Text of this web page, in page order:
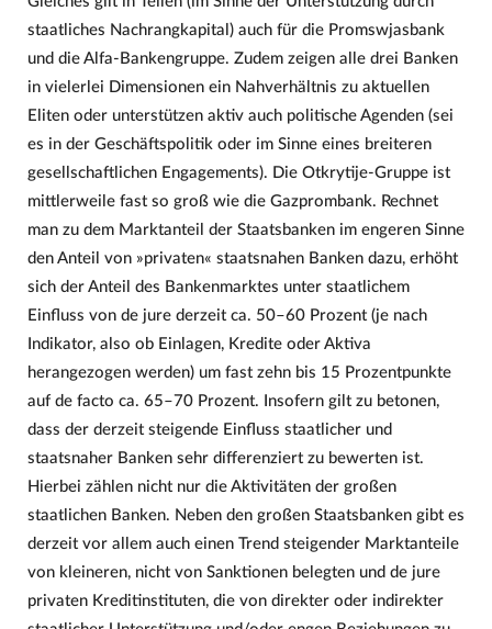
staatliches Nachrangkapital) auch für die Promswjasbank
und die Alfa-Bankengruppe. Zudem zeigen alle drei Banken
in vielerlei Dimensionen ein Nahverhältnis zu aktuellen
Eliten oder unterstützen aktiv auch politische Agenden (sei
es in der Geschäftspolitik oder im Sinne eines breiteren
gesellschaftlichen Engagements). Die Otkrytije-Gruppe ist
mittlerweile fast so groß wie die Gazprombank. Rechnet
man zu dem Marktanteil der Staatsbanken im engeren Sinne
den Anteil von »privaten« staatsnahen Banken dazu, erhöht
sich der Anteil des Bankenmarktes unter staatlichem
Einfluss von de jure derzeit ca. 50–60 Prozent (je nach
Indikator, also ob Einlagen, Kredite oder Aktiva
herangezogen werden) um fast zehn bis 15 Prozentpunkte
auf de facto ca. 65–70 Prozent. Insofern gilt zu betonen,
dass der derzeit steigende Einfluss staatlicher und
staatsnaher Banken sehr differenziert zu bewerten ist.
Hierbei zählen nicht nur die Aktivitäten der großen
staatlichen Banken. Neben den großen Staatsbanken gibt es
derzeit vor allem auch einen Trend steigender Marktanteile
von kleineren, nicht von Sanktionen belegten und de jure
privaten Kreditinstituten, die von direkter oder indirekter